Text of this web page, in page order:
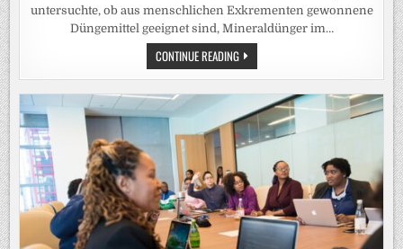
untersuchte, ob aus menschlichen Exkrementen gewonnene
Düngemittel geeignet sind, Mineraldünger im…
CONTINUE READINGGEWÄCHSHAUSVERSUCH
MIT
KOHLRABI
NÄHRSTOFFE
AUS
MENSCHLICHEN
AUSSCHEIDUNGEN
KÖNNEN
MINERALDÜNGER
ERSETZEN